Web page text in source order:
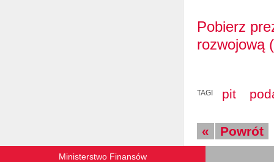
Pobierz
rozwojową
TAGI pit
« Powrót
Ministerstwo Finansów